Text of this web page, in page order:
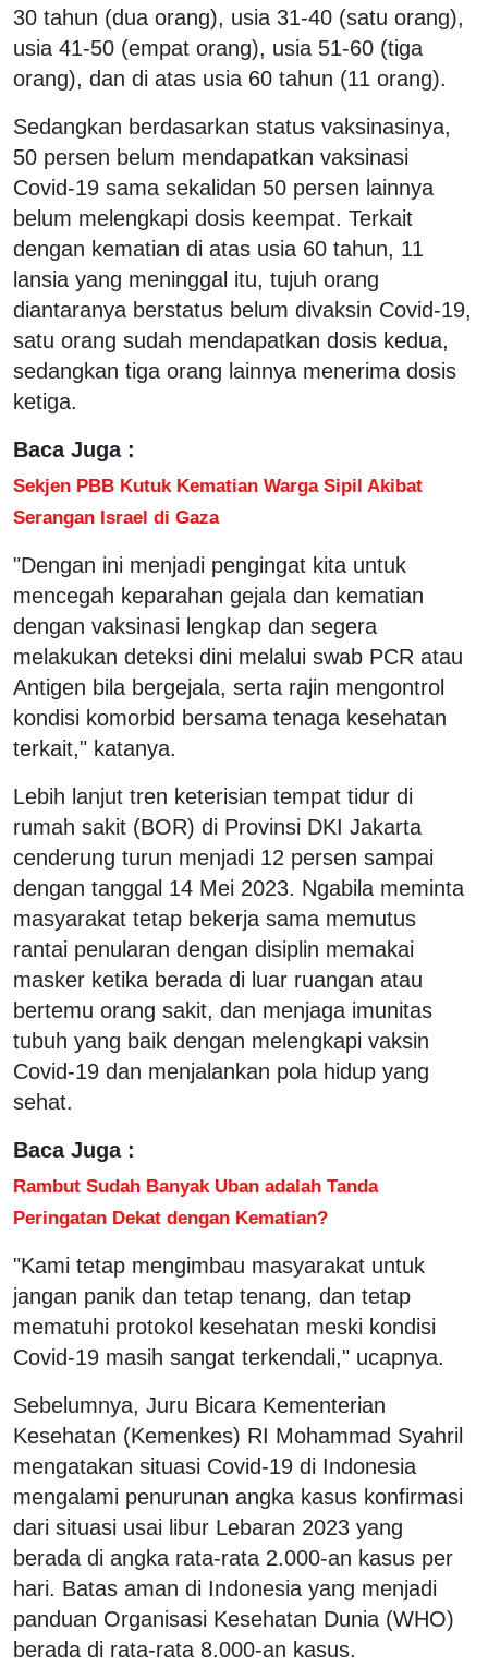
30 tahun (dua orang), usia 31-40 (satu orang),
usia 41-50 (empat orang), usia 51-60 (tiga
orang), dan di atas usia 60 tahun (11 orang).
Sedangkan berdasarkan status vaksinasinya,
50 persen belum mendapatkan vaksinasi
Covid-19 sama sekalidan 50 persen lainnya
belum melengkapi dosis keempat. Terkait
dengan kematian di atas usia 60 tahun, 11
lansia yang meninggal itu, tujuh orang
diantaranya berstatus belum divaksin Covid-19,
satu orang sudah mendapatkan dosis kedua,
sedangkan tiga orang lainnya menerima dosis
ketiga.
Baca Juga :
Sekjen PBB Kutuk Kematian Warga Sipil Akibat
Serangan Israel di Gaza
"Dengan ini menjadi pengingat kita untuk
mencegah keparahan gejala dan kematian
dengan vaksinasi lengkap dan segera
melakukan deteksi dini melalui swab PCR atau
Antigen bila bergejala, serta rajin mengontrol
kondisi komorbid bersama tenaga kesehatan
terkait," katanya.
Lebih lanjut tren keterisian tempat tidur di
rumah sakit (BOR) di Provinsi DKI Jakarta
cenderung turun menjadi 12 persen sampai
dengan tanggal 14 Mei 2023. Ngabila meminta
masyarakat tetap bekerja sama memutus
rantai penularan dengan disiplin memakai
masker ketika berada di luar ruangan atau
bertemu orang sakit, dan menjaga imunitas
tubuh yang baik dengan melengkapi vaksin
Covid-19 dan menjalankan pola hidup yang
sehat.
Baca Juga :
Rambut Sudah Banyak Uban adalah Tanda
Peringatan Dekat dengan Kematian?
"Kami tetap mengimbau masyarakat untuk
jangan panik dan tetap tenang, dan tetap
mematuhi protokol kesehatan meski kondisi
Covid-19 masih sangat terkendali," ucapnya.
Sebelumnya, Juru Bicara Kementerian
Kesehatan (Kemenkes) RI Mohammad Syahril
mengatakan situasi Covid-19 di Indonesia
mengalami penurunan angka kasus konfirmasi
dari situasi usai libur Lebaran 2023 yang
berada di angka rata-rata 2.000-an kasus per
hari. Batas aman di Indonesia yang menjadi
panduan Organisasi Kesehatan Dunia (WHO)
berada di rata-rata 8.000-an kasus.